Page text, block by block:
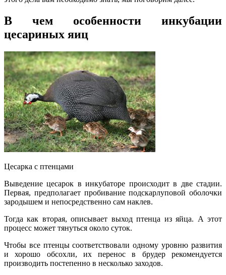
В чем особенности инкубации
цесариных яиц
Цесарка с птенцами
Выведение цесарок в инкубаторе происходит в две стадии.
Первая, предполагает пробивание подскарлуповой оболочки
зародышем и непосредственно сам наклев.
Тогда как вторая, описывает выход птенца из яйца. А этот
процесс может тянуться около суток.
Чтобы все птенцы соответствовали одному уровню развития
и хорошо обсохли, их перенос в брудер рекомендуется
производить постепенно в несколько заходов.